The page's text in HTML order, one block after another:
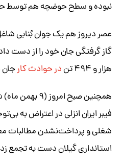
نبوده و سطح حوضچه هم توسط
عصر دیروز هم یک جوان بُنابی
گاز گرفتگی جان خود را از دست
هزار و ۴۹۴ تن
در حوادث کارجان
همچنین صبح
فیبر ایران انزلی در اعتراض به
شغلی و پرداخت‌نشدن مطالبات
استانداری گیلان دست به تجمع